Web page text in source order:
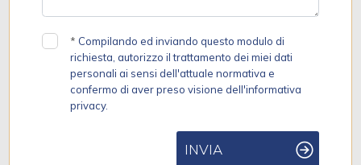
* Compilando ed inviando questo modulo di
richiesta, autorizzo il trattamento dei miei dati
personali ai sensi dell'attuale normativa e
confermo di aver preso visione dell'informativa
privacy.
INVIA